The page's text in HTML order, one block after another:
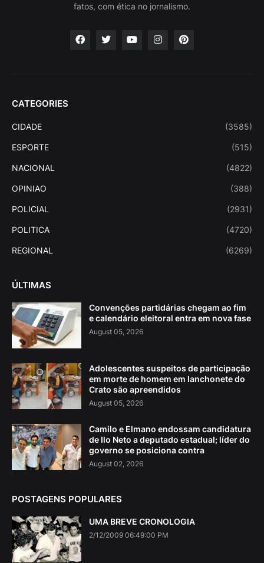
fatos, com ética no jornalismo.
CATEGORIES
CIDADE (3585)
ESPORTE (515)
NACIONAL (4822)
OPINIAO (388)
POLICIAL (2931)
POLITICA (4720)
REGIONAL (6269)
ÚLTIMAS
Convenções partidárias chegam ao fim
e calendário eleitoral entra em nova fase
August 05, 2026
Adolescentes suspeitos de participação
em morte de homem em lanchonete do
Crato são apreendidos
August 05, 2026
Camilo e Elmano endossam candidatura
de Ilo Neto a deputado estadual; líder do
governo se posiciona contra
August 02, 2026
POSTAGENS POPULARES
UMA BREVE CRONOLOGIA
2/12/2009 06:49:00 PM